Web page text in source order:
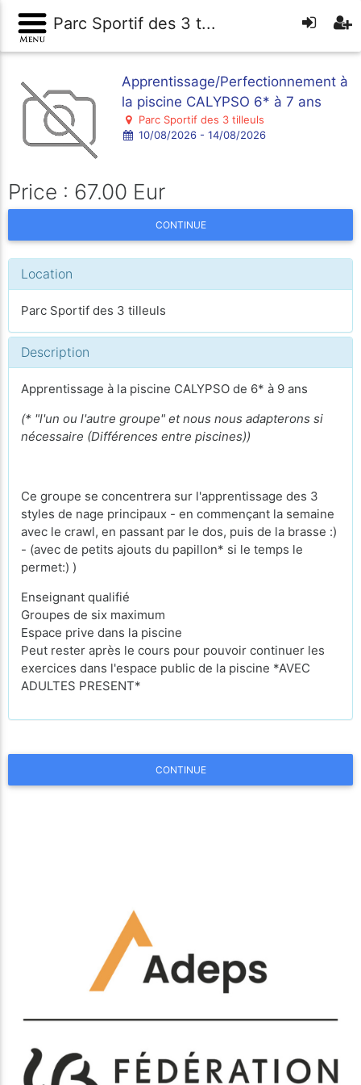
Parc Sportif des 3 t...
Apprentissage/Perfectionnement à
la piscine CALYPSO 6* à 7 ans
Parc Sportif des 3 tilleuls
10/08/2026 - 14/08/2026
Price : 67.00 Eur
CONTINUE
Location
Parc Sportif des 3 tilleuls
Description
Apprentissage à la piscine CALYPSO de 6* à 9 ans
(* "l'un ou l'autre groupe" et nous nous adapterons si
nécessaire (Différences entre piscines))
Ce groupe se concentrera sur l'apprentissage des 3
styles de nage principaux - en commençant la semaine
avec le crawl, en passant par le dos, puis de la brasse :)
- (avec de petits ajouts du papillon* si le temps le
permet:) )
Enseignant qualifié
Groupes de six maximum
Espace prive dans la piscine
Peut rester après le cours pour pouvoir continuer les
exercices dans l'espace public de la piscine *AVEC
ADULTES PRESENT*
CONTINUE